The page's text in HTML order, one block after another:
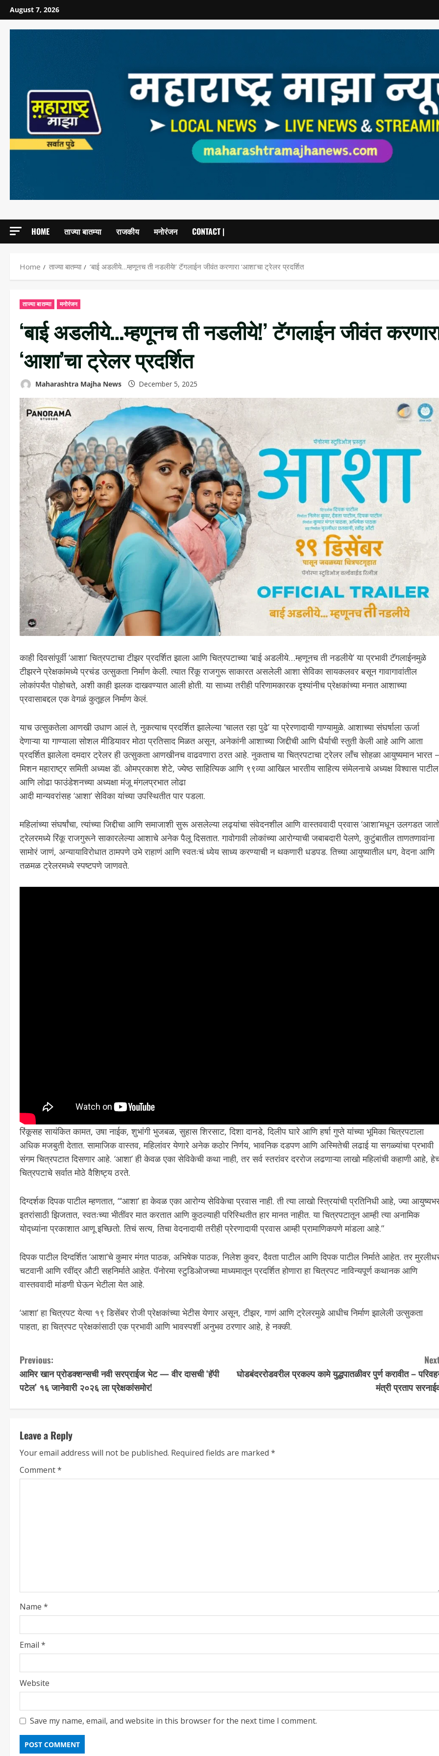
August 7, 2026
HOME ताज्या बातम्या राजकीय मनोरंजन CONTACT |
Home ताज्या बातम्या ‘बाई अडलीये…म्हणूनच ती नडलीये!’ टॅगलाईन जीवंत करणारा ‘आशा’चा ट्रेलर प्रदर्शित
ताज्या बातम्या मनोरंजन
‘बाई अडलीये…म्हणूनच ती नडलीये!’ टॅगलाईन जीवंत
‘आशा’चा ट्रेलर प्रदर्शित
Maharashtra Majha News December 5, 2025
काही दिवसांपूर्वी ‘आशा’ चित्रपटाचा टीझर प्रदर्शित झाला आणि चित्रपटाच्या ‘बाई अडलीये…म्हणूनच ती नडलीये’ या प्रभावी टॅगलाईनमुळे
टीझरने प्रेक्षकांमध्ये प्रचंड उत्सुकता निर्माण केली. त्यात रिंकू राजगुरू साकारत असलेली आशा सेविका सायकलवर बसून गावागावांतील
लोकांपर्यंत पोहोचते, अशी काही झलक दाखवण्यात आली होती. या साध्या तरीही परिणामकारक दृश्यांनीच प्रेक्षकांच्या मनात आशाच्या
प्रवासाबद्दल एक वेगळं कुतूहल निर्माण केलं.
याच उत्सुकतेला आणखी उधाण आलं ते, नुकत्याच प्रदर्शित झालेल्या ‘चालत रहा पुढे’ या प्रेरणादायी गाण्यामुळे. आशाच्या संघर्षाला ऊर्जा
देणाऱ्या या गाण्याला सोशल मीडियावर मोठा प्रतिसाद मिळत असून, अनेकांनी आशाच्या जिद्दीची आणि धैर्याची स्तुती केली आहे आणि आता
प्रदर्शित झालेला दमदार ट्रेलर ही उत्सुकता आणखीनच वाढवणारा ठरत आहे. नुकताच या चित्रपटाचा ट्रेलर लाँच सोहळा आयुष्यमान भारत –
मिशन महाराष्ट्र समिती अध्यक्ष डॅा. ओमप्रकाश शेटे, ज्येष्ठ साहित्यिक आणि ९९व्या आखिल भारतीय साहित्य संमेलनाचे अध्यक्ष विश्वास पाटील
आणि लोढा फाउंडेशनच्या अध्यक्षा मंजू मंगलप्रभात लोढा
आदी मान्यवरांसह ‘आशा’ सेविका यांच्या उपस्थितीत पार पडला.
महिलांच्या संघर्षांचा, त्यांच्या जिद्दीचा आणि समाजाशी सुरू असलेल्या लढ्यांचा संवेदनशील आणि वास्तववादी प्रवास ‘आशा’मधून उलगडत
ट्रेलरमध्ये रिंकू राजगुरूने साकारलेल्या आशाचे अनेक पैलू दिसतात. गावोगावी लोकांच्या आरोग्याची जबाबदारी पेलणे, कुटुंबातील ताणतणावांना
सामोरं जाणं, अन्यायाविरोधात ठामपणे उभे राहाणं आणि स्वतःचं ध्येय साध्य करण्याची न थकणारी धडपड. तिच्या आयुष्यातील धग, वेदना आणि
तळमळ ट्रेलरमध्ये स्पष्टपणे जाणवते.
रिंकूसह सायंकित कामत, उषा नाईक, शुभांगी भुजबळ, सुहास शिरसाट, दिशा दानडे, दिलीप घारे आणि हर्षा गुप्ते यांच्या भूमिका चित्रपटाला
अधिक मजबुती देतात. सामाजिक वास्तव, महिलांवर येणारे अनेक कठोर निर्णय, भावनिक दडपण आणि अस्मितेची लढाई या सगळ्यांचा प्रभावी
संगम चित्रपटात दिसणार आहे. ‘आशा’ ही केवळ एका सेविकेची कथा नाही, तर सर्व स्तरांवर दररोज लढणाऱ्या लाखो महिलांची कहाणी आहे,
चित्रपटाचे सर्वात मोठे वैशिष्ट्य ठरते.
दिग्दर्शक दिपक पाटील म्हणतात, “‘आशा’ हा केवळ एका आरोग्य सेविकेचा प्रवास नाही. ती त्या लाखो स्त्रियांची प्रतिनिधी आहे, ज्या
इतरांसाठी झिजतात, स्वतःच्या भीतींवर मात करतात आणि कुठल्याही परिस्थितीत हार मानत नाहीत. या चित्रपटातून आम्ही त्या अनामिक
योद्ध्यांना प्रकाशात आणू इच्छितो. तिचं सत्य, तिचा वेदनादायी तरीही प्रेरणादायी प्रवास आम्ही प्रामाणिकपणे मांडला आहे.”
दिपक पाटील दिग्दर्शित ‘आशा’चे कुमार मंगत पाठक, अभिषेक पाठक, निलेश कुवर, दैवता पाटील आणि दिपक पाटील निर्माते आहेत. तर
चटवानी आणि रवींद्र औटी सहनिर्माते आहेत. पॅनोरमा स्टुडिओजच्या माध्यमातून प्रदर्शित होणारा हा चित्रपट नाविन्यपूर्ण कथानक आणि
वास्तववादी मांडणी घेऊन भेटीला येत आहे.
‘आशा’ हा चित्रपट येत्या १९ डिसेंबर रोजी प्रेक्षकांच्या भेटीस येणार असून, टीझर, गाणं आणि ट्रेलरमुळे आधीच निर्माण झालेली उत्सुकता
पाहता, हा चित्रपट प्रेक्षकांसाठी एक प्रभावी आणि भावस्पर्शी अनुभव ठरणार आहे, हे नक्की.
Previous:
आमिर खान प्रोडक्शन्सची नवी सरप्राईज भेट — वीर दासची ‘हॅपी
पटेल’ १६ जानेवारी २०२६ ला प्रेक्षकांसमोर!
घोडबंदररोडवरील प्रकल्प कामे युद्धपातळीवर पुर्ण करावीत –
मंत्री प्रताप
Leave a Reply
Your email address will not be published. Required fields are marked *
Comment*
Name *
Email *
Website
Save my name, email, and website in this browser for the next time I comment.